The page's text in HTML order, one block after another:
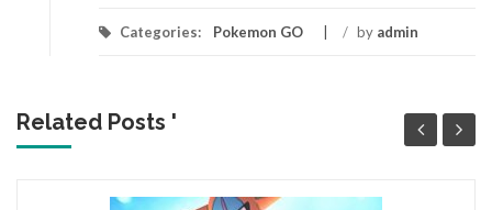
Categories: Pokemon GO / by admin
Related Posts '